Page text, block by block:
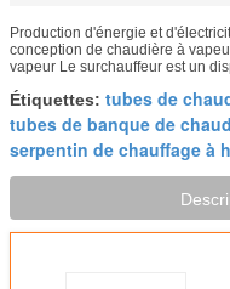
Production d'énergie et
conception de chaudière à
vapeur Le surchauffeur est un
Étiquettes: tubes de
tubes de banque de
serpentin de chauffage à